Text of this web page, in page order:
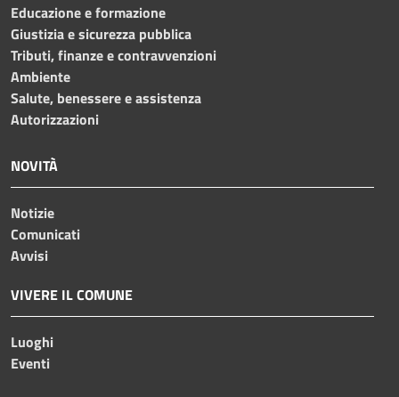
Educazione e formazione
Giustizia e sicurezza pubblica
Tributi, finanze e contravvenzioni
Ambiente
Salute, benessere e assistenza
Autorizzazioni
NOVITÀ
Notizie
Comunicati
Avvisi
VIVERE IL COMUNE
Luoghi
Eventi